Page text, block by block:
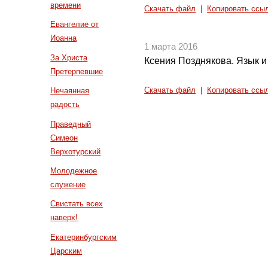
времени
Евангелие от
Иоанна
За Христа
Претерпевшие
Нечаянная
радость
Праведный
Симеон
Верхотурский
Молодежное
служение
Свистать всех
наверх!
Екатеринбургским
Царским
Скачать файл Копировать
1 марта 2016
Ксения Позднякова. Язык
Скачать файл Копировать